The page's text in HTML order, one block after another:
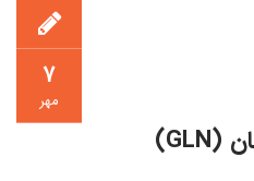
۷
مهر
ثبت و تخصیص کد مکان (GLN)